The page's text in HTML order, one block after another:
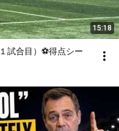
15:18
試合目）⚽️得点シー